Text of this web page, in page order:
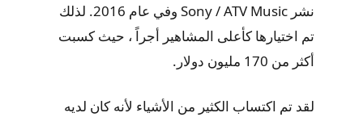
نشر Sony / ATV Music وفي عام 2016. لذلك
تم اختيارها كأعلى المشاهير أجراً ، حيث كسبت
أكثر من 170 مليون دولار.
لقد تم اكتساب الكثير من الأشياء لأنه كان لديه